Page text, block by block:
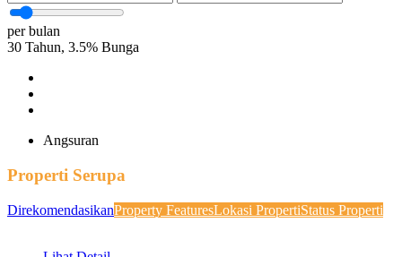
per bulan
30 Tahun, 3.5% Bunga
Angsuran
Properti Serupa
DirekomendasikanProperty FeaturesLokasi PropertiStatus Properti